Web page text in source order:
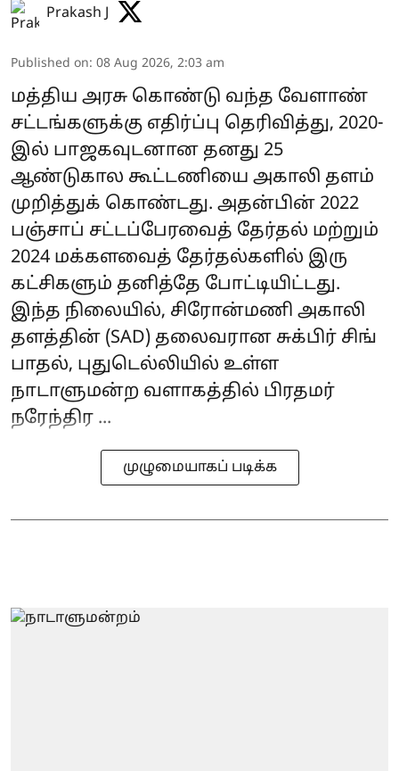
Prakash J
Published on: 08 Aug 2026, 2:03 am
மத்திய அரசு கொண்டு வந்த வேளாண்
சட்டங்களுக்கு எதிர்ப்பு தெரிவித்து, 2020-
இல் பாஜகவுடனான தனது 25
ஆண்டுகால கூட்டணியை அகாலி தளம்
முறித்துக் கொண்டது. அதன்பின் 2022
பஞ்சாப் சட்டப்பேரவைத் தேர்தல் மற்றும்
2024 மக்களவைத் தேர்தல்களில் இரு
கட்சிகளும் தனித்தே போட்டியிட்டது.
இந்த நிலையில், சிரோன்மணி அகாலி
தளத்தின் (SAD) தலைவரான சுக்பிர் சிங்
பாதல், புதுடெல்லியில் உள்ள
நாடாளுமன்ற வளாகத்தில் பிரதமர்
நரேந்திர ...
முழுமையாகப் படிக்க